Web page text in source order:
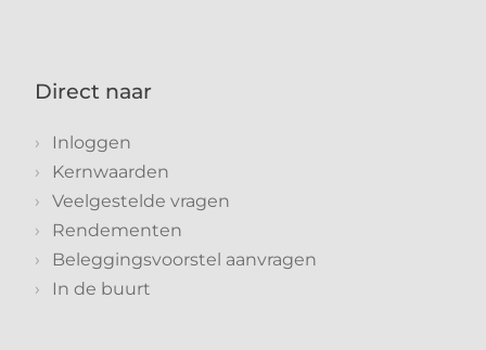
Direct naar
Inloggen
Kernwaarden
Veelgestelde vragen
Rendementen
Beleggingsvoorstel aanvragen
In de buurt